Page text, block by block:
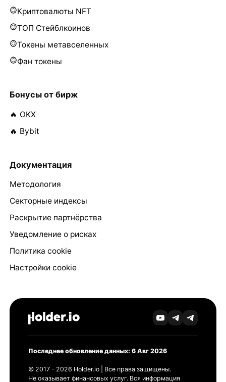
Криптовалюты NFT
ТОП Стейблкоинов
Токены метавселенных
Фан токены
Бонусы от бирж
🔥 OKX
🔥 Bybit
Документация
Методология
Секторные индексы
Раскрытие партнёрства
Уведомление о рисках
Политика cookie
Настройки cookie
Последнее обновление данных: 6 Авг 2026
© 2017 - 2026 Holder.io | Все права защищены.
Не оказывает финансовых услуг. Вся информация